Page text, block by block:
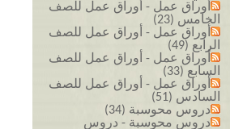
أوراق عمل - أوراق عمل للصف
الخامس (23)
أوراق عمل - أوراق عمل للصف
الرابع (49)
أوراق عمل - أوراق عمل للصف
السابع (33)
أوراق عمل - أوراق عمل للصف
السادس (51)
دروس محوسبة (34)
دروس محوسبة - دروس